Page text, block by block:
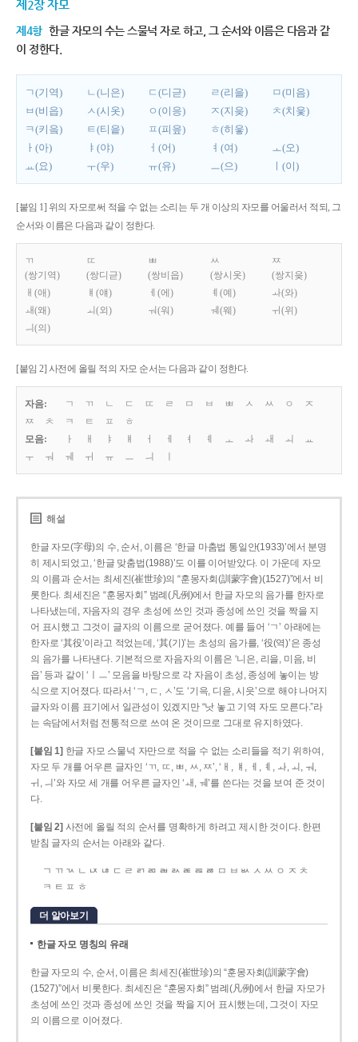
제2장 자모
제4항 한글 자모의 수는 스물넉 자로 하고, 그 순서와 이름은 다음과 같
이 정한다.
ㄱ(기역) ㄴ(니은) ㄷ(디귿) ㄹ(리을)
ㅁ(미음)
ㅂ(비읍)
ㅅ(시옷) ㅇ(이응) ㅈ(지읒)
ㅊ(치읓)
ㅋ(키읔)
ㅌ(티읕) ㅍ(피읖)
ㅎ(히읗)
ㅏ(아)
ㅑ(야) ㅓ(어) ㅕ(여)
ㅗ(오)
ㅛ(요)
ㅜ(우) ㅠ(유) ㅡ(으) ㅣ(이)
[붙임 1] 위의 자모로써 적을 수 없는 소리는 두 개 이상의 자모를 어울러서 적되, 그
순서와 이름은 다음과 같이 정한다.
ㄲ
(쌍기역)
ㄸ
(쌍디귿)
ㅃ
(쌍비읍)
ㅆ
(쌍시옷)
ㅉ
(쌍지읒)
ㅐ(애)
ㅒ(얘) ㅔ(에) ㅖ(예)
ㅘ(와)
ㅙ(왜)
ㅚ(외) ㅝ(워) ㅞ(웨)
ㅟ(위)
ㅢ(의)
[붙임 2] 사전에 올릴 적의 자모 순서는 다음과 같이 정한다.
자음: ㄱ ㄲ ㄴ ㄷ ㄸ ㄹ ㅁ ㅂ ㅃ ㅅ ㅆ ㅇ
ㅈ
ㅉ
ㅊ ㅋ ㅌ ㅍ
ㅎ
모음:
ㅏ ㅐ ㅑ ㅒ ㅓ ㅔ ㅕ ㅖ ㅗ ㅘ ㅙ ㅚ
ㅛ
ㅜ
ㅝ ㅞ ㅟ ㅠ ㅡ ㅢ
해설
한글 자모(字母)의 수, 순서, 이름은 ‘한글 마춤법 통일안(1933)’에서 분명
히 제시되었고, ‘한글 맞춤법(1988)’도 이를 이어받았다. 이 가운데 자모
의 이름과 순서는 최세진(崔世珍)의 “훈몽자회(訓蒙字會)(1527)”에서 비
롯한다. 최세진은 “훈몽자회” 범례(凡例)에서 한글 자모의 음가를 한자로
나타냈는데, 자음자의 경우 초성에 쓰인 것과 종성에 쓰인 것을 짝을 지
어 표시했고 그것이 글자의 이름으로 굳어졌다. 예를 들어 ‘ㄱ’ 아래에는
한자로 ‘其役’이라고 적었는데, ‘其(기)’는 초성의 음가를, ‘役(역)’은 종성
의 음가를 나타낸다. 기본적으로 자음자의 이름은 ‘니은, 리을, 미음, 비
읍’ 등과 같이 ‘ㅣㅡ’ 모음을 바탕으로 각 자음이 초성, 종성에 놓이는 방
식으로 지어졌다. 따라서 ‘ㄱ, ㄷ, ㅅ’도 ‘기윽, 디읃, 시읏’으로 해야 나머지
글자와 이름 표기에서 일관성이 있겠지만 “낫 놓고 기역 자도 모른다.”라
는 속담에서처럼 전통적으로 쓰여 온 것이므로 그대로 유지하였다.
[붙임 1] 한글 자모 스물넉 자만으로 적을 수 없는 소리들을 적기 위하여,
자모 두 개를 어우른 글자인 ‘ㄲ, ㄸ, ㅃ, ㅆ, ㅉ’, ‘ㅐ, ㅒ, ㅔ, ㅖ, ㅘ, ㅚ, ㅝ,
ㅟ, ㅢ’와 자모 세 개를 어우른 글자인 ‘ㅙ, ㅞ’를 쓴다는 것을 보여 준 것이
다.
[붙임 2] 사전에 올릴 적의 순서를 명확하게 하려고 제시한 것이다. 한편
받침 글자의 순서는 아래와 같다.
ㄱ ㄲ ㄳ ㄴ ㄵ ㄶ ㄷ ㄹ ㄺ ㄻ ㄼ ㄽ ㄾ ㄿ ㅀ ㅁ ㅂ ㅄ ㅅ ㅆ ㅇ ㅈ ㅊ
ㅋ ㅌ ㅍ ㅎ
더 알아보기
한글 자모 명칭의 유래
한글 자모의 수, 순서, 이름은 최세진(崔世珍)의 “훈몽자회(訓蒙字會)
(1527)”에서 비롯한다. 최세진은 “훈몽자회” 범례(凡例)에서 한글 자모가
초성에 쓰인 것과 종성에 쓰인 것을 짝을 지어 표시했는데, 그것이 자모
의 이름으로 이어졌다.